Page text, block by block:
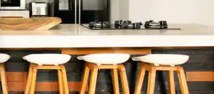
klávesov so šípkami nahor a nadol alebo ich